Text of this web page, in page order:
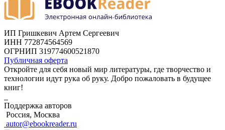
ИП Гришкевич Артем Сергеевич
ИНН 772874564569
ОГРНИП 319774600521870
Публичная оферта
Откройте для себя новый мир литературы, где творчество и
технологии идут рука об руку. Добро пожаловать в будущее
книг!
Поддержка авторов
Россия, Москва
autor@ebookreader.ru